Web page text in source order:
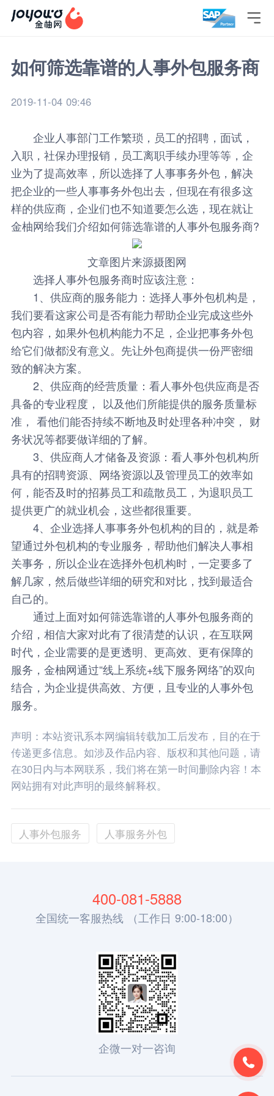

如何筛选靠谱的人事外包服务商
2019-11-04 09:46
企业人事部门工作繁琐，员工的招聘，面试，
入职，社保办理报销，员工离职手续办理等等，企
业为了提高效率，所以选择了人事事务外包，解决
把企业的一些人事事务外包出去，但现在有很多这
样的供应商，企业们也不知道要怎么选，现在就让
金柚网给我们介绍如何筛选靠谱的人事外包服务商?
文章图片来源摄图网
选择人事外包服务商时应该注意：
1、供应商的服务能力：选择人事外包机构是，
我们要看这家公司是否有能力帮助企业完成这些外
包内容，如果外包机构能力不足，企业把事务外包
给它们做都没有意义。先让外包商提供一份严密细
致的解决方案。
2、供应商的经营质量：看人事外包供应商是否
具备的专业程度， 以及他们所能提供的服务质量标
准， 看他们能否持续不断地及时处理各种冲突， 财
务状况等都要做详细的了解。
3、供应商人才储备及资源：看人事外包机构所
具有的招聘资源、网络资源以及管理员工的效率如
何，能否及时的招募员工和疏散员工，为退职员工
提供更广的就业机会，这些都很重要。
4、企业选择人事事务外包机构的目的，就是希
望通过外包机构的专业服务，帮助他们解决人事相
关事务，所以企业在选择外包机构时，一定要多了
解几家，然后做些详细的研究和对比，找到最适合
自己的。
通过上面对如何筛选靠谱的人事外包服务商的
介绍，相信大家对此有了很清楚的认识，在互联网
时代，企业需要的是更透明、更高效、更有保障的
服务， 金柚网通过“线上系统+线下服务网络”的双向
结合，为企业提供高效、方便，且专业的人事外包
服务。
声明：本站资讯系本网编辑转载加工后发布，目的在于
传递更多信息。如涉及作品内容、版权和其他问题，请
在30日内与本网联系，我们将在第一时间删除内容！本
网站拥有对此声明的最终解释权。
人事外包服务 人事服务外包

400-081-5888
全国统一客服热线 （工作日 9:00-18:00）
企微一对一咨询